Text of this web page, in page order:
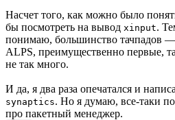
Насчет того, как можно было
бы посмотреть на вывод xinput.
понимаю, большинство тачпадов
ALPS, преимущественно первые,
не так много.
И да, я два раза опечатался и
synaptics. Но я думаю, все-таки
про пакетный менеджер.